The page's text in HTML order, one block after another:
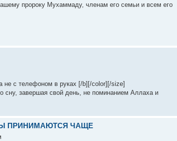
пророку Мухаммаду, членам его семьи и всем его
не с телефоном в руках [/b][/color][/size]
сну, завершая свой день, не поминанием Аллаха и
ПРИНИМАЮТСЯ ЧАЩЕ